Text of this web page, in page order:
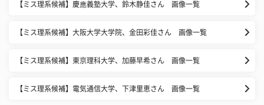
【ミス理系候補】慶應義塾大学、鈴木静佳さん 画像一覧
【ミス理系候補】大阪大学大学院、金田彩佳さん 画像一覧
【ミス理系候補】東京理科大学、加藤早希さん 画像一覧
【ミス理系候補】電気通信大学、下津里恵さん 画像一覧